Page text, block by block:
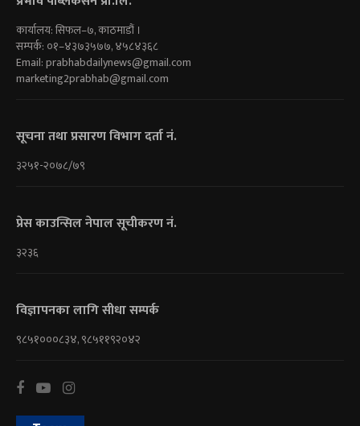
कार्यालय: सिफल–७, काठमाडौं ।
सम्पर्क: ०१–४३७३५७७, ४५८४३६८
Email:prabhabdailynews@gmail.com
marketing2prabhab@gmail.com
सूचना तथा प्रसारण विभाग दर्ता नं.
३२५१-२०७८/७९
प्रेस काउन्सिल नेपाल सूचीकरण नं.
३२३६
विज्ञापनका लागि सीधा सम्पर्क
९८५१०००८३४, ९८५११९२०४२